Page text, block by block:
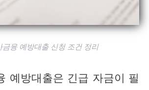
금융 예방대출 신청 조건 정리
예방대출은 긴급 자금이 필